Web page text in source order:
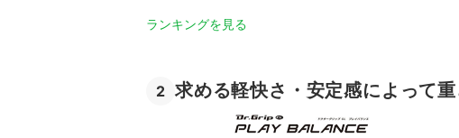
ランキングを見る
2 求める軽快さ・安定感によって